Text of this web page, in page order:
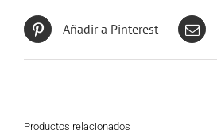
Añadir a Pinterest
Productos relacionados